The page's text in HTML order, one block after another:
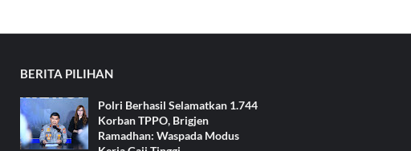
BERITA PILIHAN
Polri Berhasil Selamatkan 1.744
Korban TPPO, Brigjen
Ramadhan: Waspada Modus